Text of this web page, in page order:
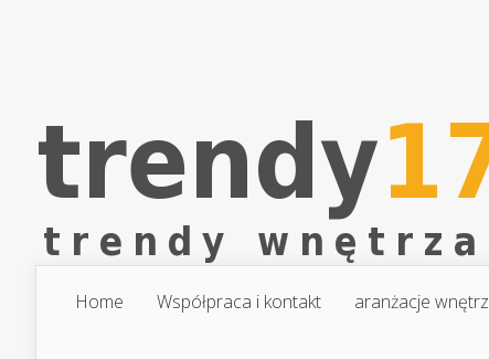
Home Współpraca i kontakt aranżacje wnętrz